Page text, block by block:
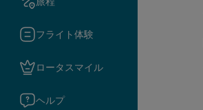
フライト体験
ロータスマイル
ヘルプ